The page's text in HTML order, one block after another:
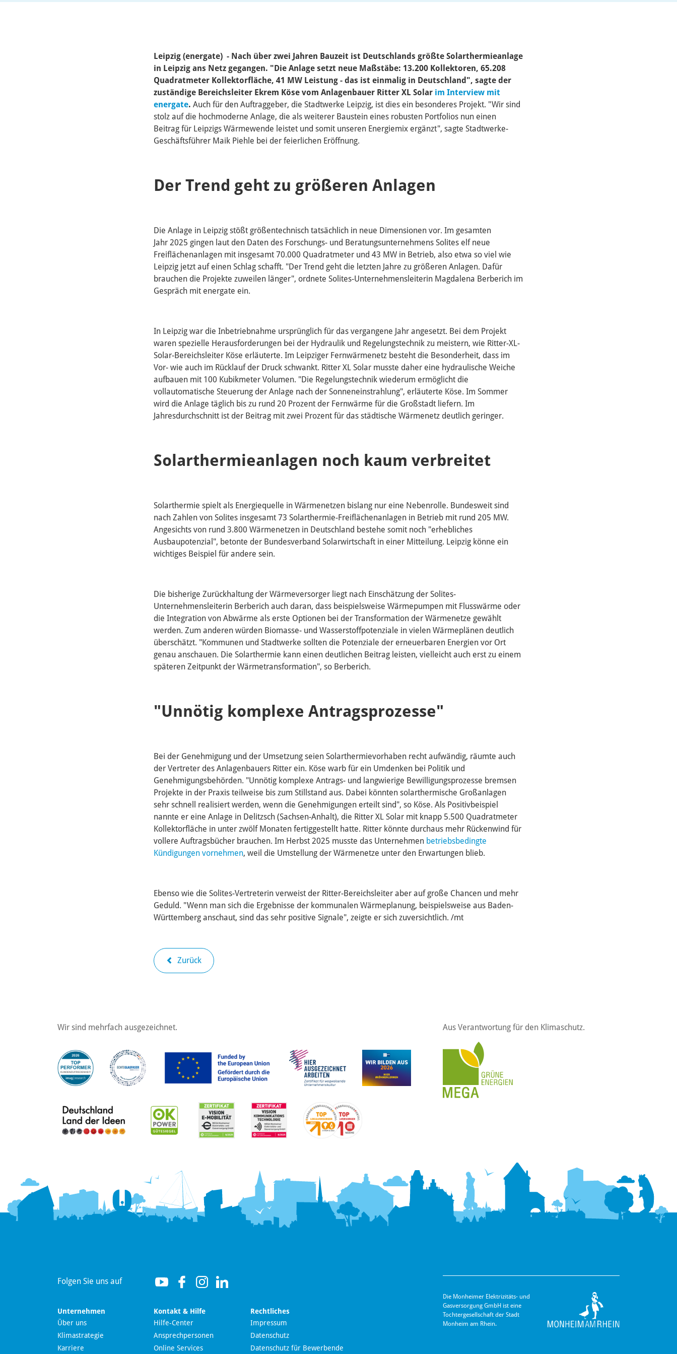
Leipzig (energate) - Nach über zwei Jahren Bauzeit ist Deutschlands größte Solarthermieanlage
in Leipzig ans Netz gegangen. "Die Anlage setzt neue Maßstäbe: 13.200 Kollektoren, 65.208
Quadratmeter Kollektorfläche, 41 MW Leistung - das ist einmalig in Deutschland", sagte der
zuständige Bereichsleiter Ekrem Köse vom Anlagenbauer Ritter XL Solar im Interview mit
energate.Auch für den Auftraggeber, die Stadtwerke Leipzig, ist dies ein besonderes Projekt. "Wir sind
stolz auf die hochmoderne Anlage, die als weiterer Baustein eines robusten Portfolios nun einen
Beitrag für Leipzigs Wärmewende leistet und somit unseren Energiemix ergänzt", sagte Stadtwerke-
Geschäftsführer Maik Piehle bei der feierlichen Eröffnung.
Der Trend geht zu größeren Anlagen
Die Anlage in Leipzig stößt größentechnisch tatsächlich in neue Dimensionen vor. Im gesamten
Jahr 2025 gingen laut den Daten des Forschungs- und Beratungsunternehmens Solites elf neue
Freiflächenanlagen mit insgesamt 70.000 Quadratmeter und 43 MW in Betrieb, also etwa so viel wie
Leipzig jetzt auf einen Schlag schafft. "Der Trend geht die letzten Jahre zu größeren Anlagen. Dafür
brauchen die Projekte zuweilen länger", ordnete Solites-Unternehmensleiterin Magdalena Berberich im
Gespräch mit energate ein.
In Leipzig war die Inbetriebnahme ursprünglich für das vergangene Jahr angesetzt. Bei dem Projekt
waren spezielle Herausforderungen bei der Hydraulik und Regelungstechnik zu meistern, wie Ritter-XL-
Solar-Bereichsleiter Köse erläuterte. Im Leipziger Fernwärmenetz besteht die Besonderheit, dass im
Vor- wie auch im Rücklauf der Druck schwankt. Ritter XL Solar musste daher eine hydraulische Weiche
aufbauen mit 100 Kubikmeter Volumen. "Die Regelungstechnik wiederum ermöglicht die
vollautomatische Steuerung der Anlage nach der Sonneneinstrahlung", erläuterte Köse. Im Sommer
wird die Anlage täglich bis zu rund 20 Prozent der Fernwärme für die Großstadt liefern. Im
Jahresdurchschnitt ist der Beitrag mit zwei Prozent für das städtische Wärmenetz deutlich geringer.
Solarthermieanlagen noch kaum verbreitet
Solarthermie spielt als Energiequelle in Wärmenetzen bislang nur eine Nebenrolle. Bundesweit sind
nach Zahlen von Solites insgesamt 73 Solarthermie-Freiflächenanlagen in Betrieb mit rund 205 MW.
Angesichts von rund 3.800 Wärmenetzen in Deutschland bestehe somit noch "erhebliches
Ausbaupotenzial", betonte der Bundesverband Solarwirtschaft in einer Mitteilung. Leipzig könne ein
wichtiges Beispiel für andere sein.
Die bisherige Zurückhaltung der Wärmeversorger liegt nach Einschätzung der Solites-
Unternehmensleiterin Berberich auch daran, dass beispielsweise Wärmepumpen mit Flusswärme oder
die Integration von Abwärme als erste Optionen bei der Transformation der Wärmenetze gewählt
werden. Zum anderen würden Biomasse- und Wasserstoffpotenziale in vielen Wärmeplänen deutlich
überschätzt. "Kommunen und Stadtwerke sollten die Potenziale der erneuerbaren Energien vor Ort
genau anschauen. Die Solarthermie kann einen deutlichen Beitrag leisten, vielleicht auch erst zu einem
späteren Zeitpunkt der Wärmetransformation", so Berberich.
"Unnötig komplexe Antragsprozesse"
Bei der Genehmigung und der Umsetzung seien Solarthermievorhaben recht aufwändig, räumte auch
der Vertreter des Anlagenbauers Ritter ein. Köse warb für ein Umdenken bei Politik und
Genehmigungsbehörden. "Unnötig komplexe Antrags- und langwierige Bewilligungsprozesse bremsen
Projekte in der Praxis teilweise bis zum Stillstand aus. Dabei könnten solarthermische Großanlagen
sehr schnell realisiert werden, wenn die Genehmigungen erteilt sind", so Köse. Als Positivbeispiel
nannte er eine Anlage in Delitzsch (Sachsen-Anhalt), die Ritter XL Solar mit knapp 5.500 Quadratmeter
Kollektorfläche in unter zwölf Monaten fertiggestellt hatte. Ritter könnte durchaus mehr Rückenwind für
vollere Auftragsbücher brauchen. Im Herbst 2025 musste das Unternehmen betriebsbedingte
Kündigungen vornehmen, weil die Umstellung der Wärmenetze unter den Erwartungen blieb.
Ebenso wie die Solites-Vertreterin verweist der Ritter-Bereichsleiter aber auf große Chancen und mehr
Geduld. "Wenn man sich die Ergebnisse der kommunalen Wärmeplanung, beispielsweise aus Baden-
Württemberg anschaut, sind das sehr positive Signale", zeigte er sich zuversichtlich. /mt
Zurück
Wir sind mehrfach ausgezeichnet. Aus Verantwortung für den Klimaschutz.
Folgen Sie uns auf
Unternehmen
Über uns
Klimastrategie
Karriere
Kontakt & Hilfe
Hilfe-Center
Ansprechpersonen
Online Services
Rechtliches
Impressum
Datenschutz
Datenschutz für Bewerbende
Die Monheimer Elektrizitäts- und
Gas­versorgung GmbH ist eine
Tochter­gesellschaft der Stadt
Monheim am Rhein.
Wir nutzen Langdock zur Bereitstellung eines KI-
Chatbots. Mit dem Laden des Chatbots erklären Sie